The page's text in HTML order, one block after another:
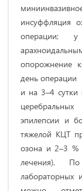
инсуффляция
операции; у
опорожнение
день операции
и на 3–4 сутки
эпилепсии и
тяжелой КЦТ
озона и 2–3 %
лечения).
лабораторных